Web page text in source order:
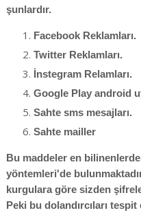
şunlardır.
Facebook Reklamları.
Twitter Reklamları.
İnstegram Relamları.
Google Play android
Sahte sms mesajları.
Sahte mailler
Bu maddeler en
yöntemleri'de
kurgulara göre sizden
Peki bu dolandırcıları